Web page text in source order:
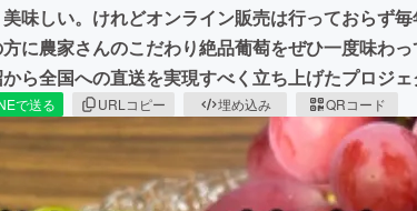
味しい。けれどオンライン販売は行っておらず
に農家さんのこだわり絶品葡萄をぜひ一度味わっ
ら全国への直送を実現すべく立ち上げたプロジェ
で送る URLコピー 埋め込み QRコード